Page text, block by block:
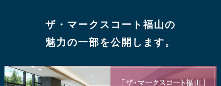
ザ・マークスコート福山の
魅力の一部を公開します。